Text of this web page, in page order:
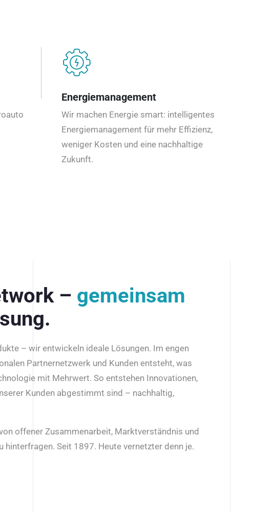
Energiemanagement
Wir machen Energie smart: intelligentes
Energiemanagement für mehr Effizienz,
weniger Kosten und eine nachhaltige
Zukunft.
– gemeinsam
– wir entwickeln ideale Lösungen. Im engen
Partnernetzwerk und Kunden entsteht, was
mit Mehrwert. So entstehen Innovationen,
Kunden abgestimmt sind – nachhaltig,
offener Zusammenarbeit, Marktverständnis und
hinterfragen. Seit 1897. Heute vernetzter denn je.